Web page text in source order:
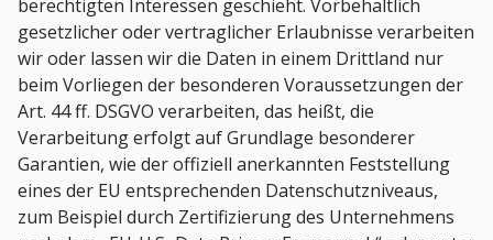
berechtigten Interessen geschieht. Vorbehaltlich
gesetzlicher oder vertraglicher Erlaubnisse verarbeiten
wir oder lassen wir die Daten in einem Drittland nur
beim Vorliegen der besonderen Voraussetzungen der
Art. 44 ff. DSGVO verarbeiten, das heißt, die
Verarbeitung erfolgt auf Grundlage besonderer
Garantien, wie der offiziell anerkannten Feststellung
eines der EU entsprechenden Datenschutzniveaus,
zum Beispiel durch Zertifizierung des Unternehmens